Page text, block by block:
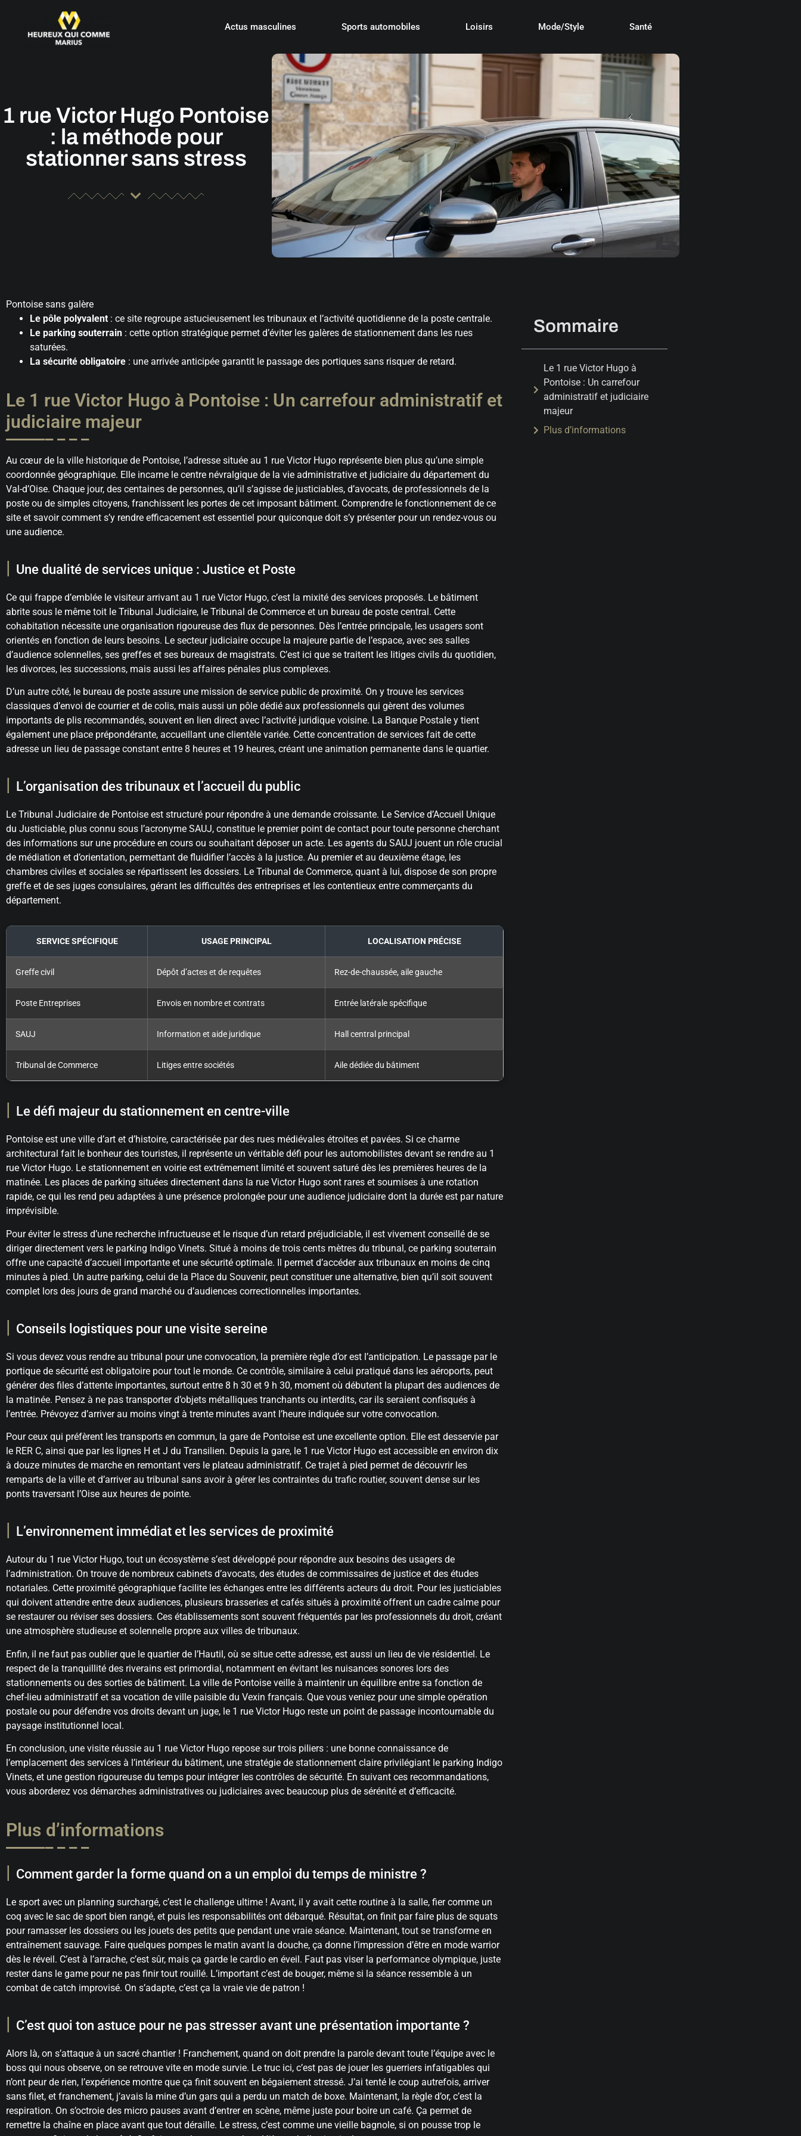
Actus masculines Sports automobiles Loisirs Mode/Style Santé
1 rue Victor Hugo Pontoise
: la méthode pour
stationner sans stress
Pontoise sans galère
Le pôle polyvalent : ce site regroupe astucieusement les tribunaux et l’activité quotidienne de la poste centrale.
Le parking souterrain : cette option stratégique permet d’éviter les galères de stationnement dans les rues
saturées.
La sécurité obligatoire : une arrivée anticipée garantit le passage des portiques sans risquer de retard.
Le 1 rue Victor Hugo à Pontoise : Un carrefour administratif et
judiciaire majeur
Au cœur de la ville historique de Pontoise, l’adresse située au 1 rue Victor Hugo représente bien plus qu’une simple
coordonnée géographique. Elle incarne le centre névralgique de la vie administrative et judiciaire du département du
Val-d’Oise. Chaque jour, des centaines de personnes, qu’il s’agisse de justiciables, d’avocats, de professionnels de la
poste ou de simples citoyens, franchissent les portes de cet imposant bâtiment. Comprendre le fonctionnement de ce
site et savoir comment s’y rendre efficacement est essentiel pour quiconque doit s’y présenter pour un rendez-vous ou
une audience.
Une dualité de services unique : Justice et Poste
Ce qui frappe d’emblée le visiteur arrivant au 1 rue Victor Hugo, c’est la mixité des services proposés. Le bâtiment
abrite sous le même toit le Tribunal Judiciaire, le Tribunal de Commerce et un bureau de poste central. Cette
cohabitation nécessite une organisation rigoureuse des flux de personnes. Dès l’entrée principale, les usagers sont
orientés en fonction de leurs besoins. Le secteur judiciaire occupe la majeure partie de l’espace, avec ses salles
d’audience solennelles, ses greffes et ses bureaux de magistrats. C’est ici que se traitent les litiges civils du quotidien,
les divorces, les successions, mais aussi les affaires pénales plus complexes.
D’un autre côté, le bureau de poste assure une mission de service public de proximité. On y trouve les services
classiques d’envoi de courrier et de colis, mais aussi un pôle dédié aux professionnels qui gèrent des volumes
importants de plis recommandés, souvent en lien direct avec l’activité juridique voisine. La Banque Postale y tient
également une place prépondérante, accueillant une clientèle variée. Cette concentration de services fait de cette
adresse un lieu de passage constant entre 8 heures et 19 heures, créant une animation permanente dans le quartier.
L’organisation des tribunaux et l’accueil du public
Le Tribunal Judiciaire de Pontoise est structuré pour répondre à une demande croissante. Le Service d’Accueil Unique
du Justiciable, plus connu sous l’acronyme SAUJ, constitue le premier point de contact pour toute personne cherchant
des informations sur une procédure en cours ou souhaitant déposer un acte. Les agents du SAUJ jouent un rôle crucial
de médiation et d’orientation, permettant de fluidifier l’accès à la justice. Au premier et au deuxième étage, les
chambres civiles et sociales se répartissent les dossiers. Le Tribunal de Commerce, quant à lui, dispose de son propre
greffe et de ses juges consulaires, gérant les difficultés des entreprises et les contentieux entre commerçants du
département.
SERVICE SPÉCIFIQUE USAGE PRINCIPAL LOCALISATION PRÉCISE
Greffe civil Dépôt d’actes et de requêtes Rez-de-chaussée, aile gauche
Poste Entreprises Envois en nombre et contrats Entrée latérale spécifique
SAUJ Information et aide juridique Hall central principal
Tribunal de Commerce Litiges entre sociétés Aile dédiée du bâtiment
Le défi majeur du stationnement en centre-ville
Pontoise est une ville d’art et d’histoire, caractérisée par des rues médiévales étroites et pavées. Si ce charme
architectural fait le bonheur des touristes, il représente un véritable défi pour les automobilistes devant se rendre au 1
rue Victor Hugo. Le stationnement en voirie est extrêmement limité et souvent saturé dès les premières heures de la
matinée. Les places de parking situées directement dans la rue Victor Hugo sont rares et soumises à une rotation
rapide, ce qui les rend peu adaptées à une présence prolongée pour une audience judiciaire dont la durée est par nature
imprévisible.
Pour éviter le stress d’une recherche infructueuse et le risque d’un retard préjudiciable, il est vivement conseillé de se
diriger directement vers le parking Indigo Vinets. Situé à moins de trois cents mètres du tribunal, ce parking souterrain
offre une capacité d’accueil importante et une sécurité optimale. Il permet d’accéder aux tribunaux en moins de cinq
minutes à pied. Un autre parking, celui de la Place du Souvenir, peut constituer une alternative, bien qu’il soit souvent
complet lors des jours de grand marché ou d’audiences correctionnelles importantes.
Conseils logistiques pour une visite sereine
Si vous devez vous rendre au tribunal pour une convocation, la première règle d’or est l’anticipation. Le passage par le
portique de sécurité est obligatoire pour tout le monde. Ce contrôle, similaire à celui pratiqué dans les aéroports, peut
générer des files d’attente importantes, surtout entre 8 h 30 et 9 h 30, moment où débutent la plupart des audiences de
la matinée. Pensez à ne pas transporter d’objets métalliques tranchants ou interdits, car ils seraient confisqués à
l’entrée. Prévoyez d’arriver au moins vingt à trente minutes avant l’heure indiquée sur votre convocation.
Pour ceux qui préfèrent les transports en commun, la gare de Pontoise est une excellente option. Elle est desservie par
le RER C, ainsi que par les lignes H et J du Transilien. Depuis la gare, le 1 rue Victor Hugo est accessible en environ dix
à douze minutes de marche en remontant vers le plateau administratif. Ce trajet à pied permet de découvrir les
remparts de la ville et d’arriver au tribunal sans avoir à gérer les contraintes du trafic routier, souvent dense sur les
ponts traversant l’Oise aux heures de pointe.
L’environnement immédiat et les services de proximité
Autour du 1 rue Victor Hugo, tout un écosystème s’est développé pour répondre aux besoins des usagers de
l’administration. On trouve de nombreux cabinets d’avocats, des études de commissaires de justice et des études
notariales. Cette proximité géographique facilite les échanges entre les différents acteurs du droit. Pour les justiciables
qui doivent attendre entre deux audiences, plusieurs brasseries et cafés situés à proximité offrent un cadre calme pour
se restaurer ou réviser ses dossiers. Ces établissements sont souvent fréquentés par les professionnels du droit, créant
une atmosphère studieuse et solennelle propre aux villes de tribunaux.
Enfin, il ne faut pas oublier que le quartier de l’Hautil, où se situe cette adresse, est aussi un lieu de vie résidentiel. Le
respect de la tranquillité des riverains est primordial, notamment en évitant les nuisances sonores lors des
stationnements ou des sorties de bâtiment. La ville de Pontoise veille à maintenir un équilibre entre sa fonction de
chef-lieu administratif et sa vocation de ville paisible du Vexin français. Que vous veniez pour une simple opération
postale ou pour défendre vos droits devant un juge, le 1 rue Victor Hugo reste un point de passage incontournable du
paysage institutionnel local.
En conclusion, une visite réussie au 1 rue Victor Hugo repose sur trois piliers : une bonne connaissance de
l’emplacement des services à l’intérieur du bâtiment, une stratégie de stationnement claire privilégiant le parking Indigo
Vinets, et une gestion rigoureuse du temps pour intégrer les contrôles de sécurité. En suivant ces recommandations,
vous aborderez vos démarches administratives ou judiciaires avec beaucoup plus de sérénité et d’efficacité.
Plus d’informations
Comment garder la forme quand on a un emploi du temps de ministre ?
Le sport avec un planning surchargé, c’est le challenge ultime ! Avant, il y avait cette routine à la salle, fier comme un
coq avec le sac de sport bien rangé, et puis les responsabilités ont débarqué. Résultat, on finit par faire plus de squats
pour ramasser les dossiers ou les jouets des petits que pendant une vraie séance. Maintenant, tout se transforme en
entraînement sauvage. Faire quelques pompes le matin avant la douche, ça donne l’impression d’être en mode warrior
dès le réveil. C’est à l’arrache, c’est sûr, mais ça garde le cardio en éveil. Faut pas viser la performance olympique, juste
rester dans le game pour ne pas finir tout rouillé. L’important c’est de bouger, même si la séance ressemble à un
combat de catch improvisé. On s’adapte, c’est ça la vraie vie de patron !
C’est quoi ton astuce pour ne pas stresser avant une présentation importante ?
Alors là, on s’attaque à un sacré chantier ! Franchement, quand on doit prendre la parole devant toute l’équipe avec le
boss qui nous observe, on se retrouve vite en mode survie. Le truc ici, c’est pas de jouer les guerriers infatigables qui
n’ont peur de rien, l’expérience montre que ça finit souvent en bégaiement stressé. J’ai tenté le coup autrefois, arriver
sans filet, et franchement, j’avais la mine d’un gars qui a perdu un match de boxe. Maintenant, la règle d’or, c’est la
respiration. On s’octroie des micro pauses avant d’entrer en scène, même juste pour boire un café. Ça permet de
remettre la chaîne en place avant que tout déraille. Le stress, c’est comme une vieille bagnole, si on pousse trop le
Sommaire
Le 1 rue Victor Hugo à
Pontoise : Un carrefour
administratif et judiciaire
majeur
Plus d’informations